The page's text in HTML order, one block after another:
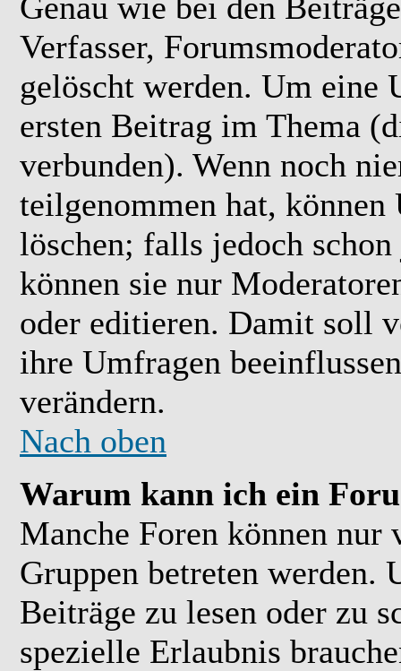
Verfasser,
gelöscht werden. Um eine
ersten Beitrag im Thema
verbunden). Wenn noch
teilgenommen hat,
löschen; falls jedoch
können sie nur
oder editieren. Damit soll
ihre Umfragen
verändern.
Nach oben
Warum kann ich ein
Manche Foren können nur
Gruppen betreten werden.
Beiträge zu lesen oder zu
spezielle Erlaubnis